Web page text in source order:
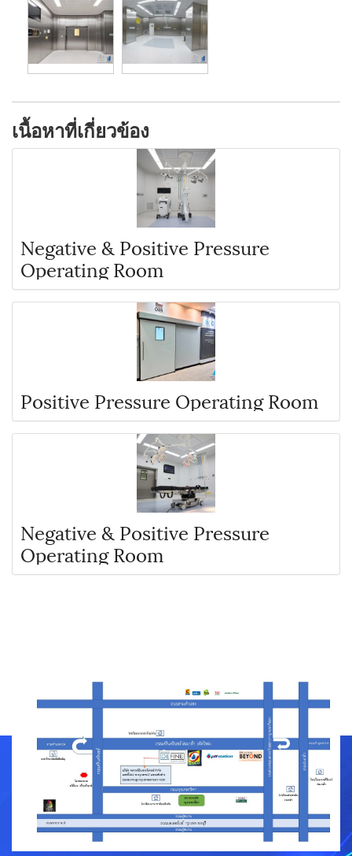
เนื้อหาที่เกี่ยวข้อง
Negative & Positive Pressure
Operating Room
Positive Pressure Operating Room
Negative & Positive Pressure
Operating Room